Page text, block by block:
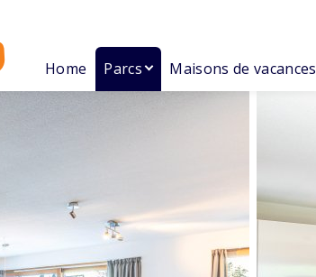
Home Parcs Maisons de vacances